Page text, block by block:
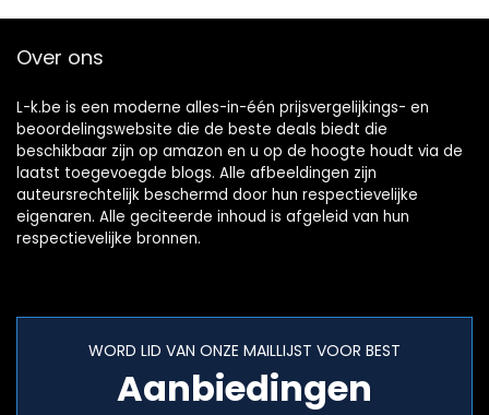
Over ons
L-k.be is een moderne alles-in-één prijsvergelijkings- en
beoordelingswebsite die de beste deals biedt die
beschikbaar zijn op amazon en u op de hoogte houdt via de
laatst toegevoegde blogs. Alle afbeeldingen zijn
auteursrechtelijk beschermd door hun respectievelijke
eigenaren. Alle geciteerde inhoud is afgeleid van hun
respectievelijke bronnen.
WORD LID VAN ONZE MAILLIJST VOOR BEST
Aanbiedingen